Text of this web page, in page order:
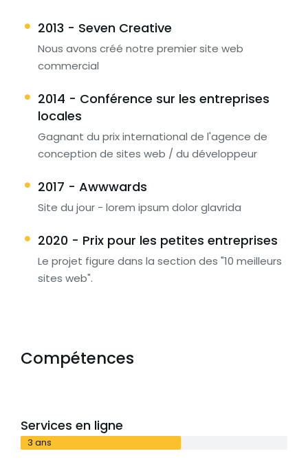
2013 - Seven Creative
Nous avons créé notre premier site web
commercial
2014 - Conférence sur les entreprises
locales
Gagnant du prix international de l'agence de
conception de sites web / du développeur
2017 - Awwwards
Site du jour - lorem ipsum dolor glavrida
2020 - Prix pour les petites entreprises
Le projet figure dans la section des "10 meilleurs
sites web".
Compétences
Services en ligne
3 ans